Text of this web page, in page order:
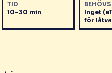
TID
10–30 min
BEHÖVS
Inget
för